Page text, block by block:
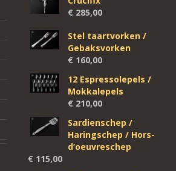
€ 285,00
Stel taartvorken /
Gebaksvorken
€ 160,00
12 Espressolepels /
Mokkalepels
€ 210,00
Sardienschep /
Haringschep / Hors-
d’oeuvreschep
€ 115,00